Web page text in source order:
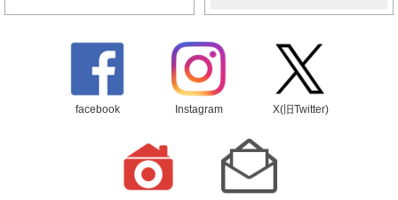
facebook Instagram X(旧Twitter)